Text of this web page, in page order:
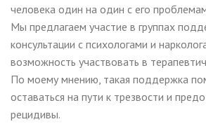
человека один на один с его
Мы предлагаем участие в группах
консультации с психологами и
возможность участвовать в
По моему мнению, такая поддержка
оставаться на пути к трезвости и
рецидивы.